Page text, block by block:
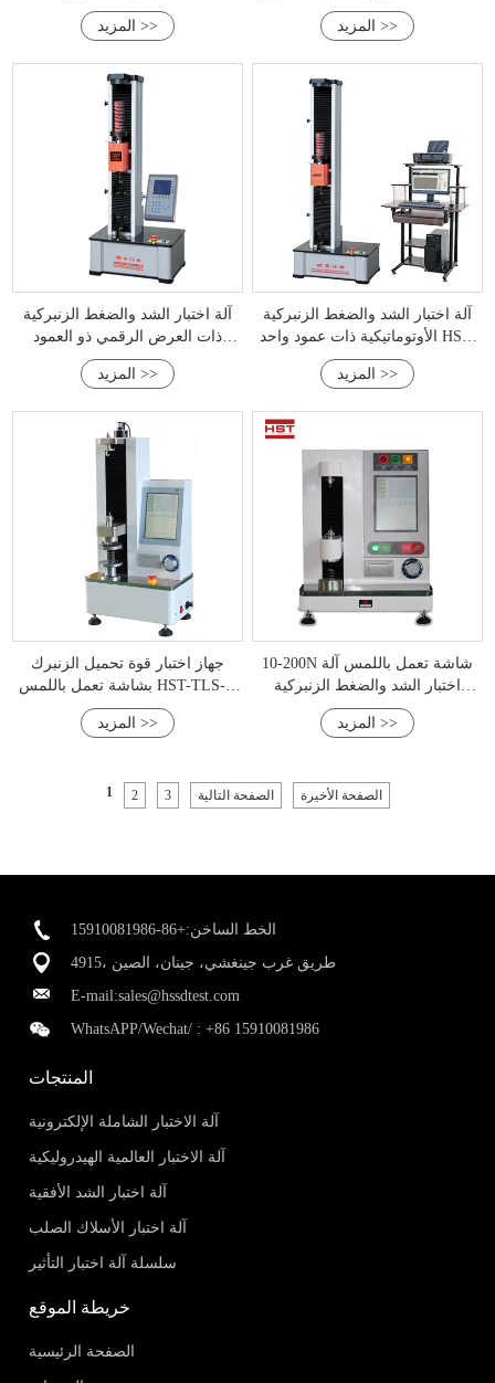
(0.5-100KN)
المزيد >>
(0.5-100KN)
المزيد >>
آلة اختبار الشد والضغط الزنبركية
ذات العرض الرقمي ذو العمود
الواحد من سلسلة TLS
المزيد >>
آلة اختبار الشد والضغط الزنبركية
الأوتوماتيكية ذات عمود واحد HST-
TLW100-5KN
المزيد >>
جهاز اختبار قوة تحميل الزنبرك
بشاشة تعمل باللمس HST-TLS-T
(50-2000N)
المزيد >>
10-200N شاشة تعمل باللمس آلة
اختبار الشد والضغط الزنبركية
الأوتوماتيكية
المزيد >>
1 2 3 الصفحة التالية الصفحة الأخيرة
الخط الساخن:+86-15910081986
4915، طريق غرب جينغشي، جينان، الصين
E-mail:sales@hssdtest.com
WhatsAPP/Wechat/ :+86 15910081986
المنتجات
آلة الاختبار الشاملة الإلكترونية
آلة الاختبار العالمية الهيدروليكية
آلة اختبار الشد الأفقية
آلة اختبار الأسلاك الصلب
سلسلة آلة اختبار التأثير
خريطة الموقع
الصفحة الرئيسية